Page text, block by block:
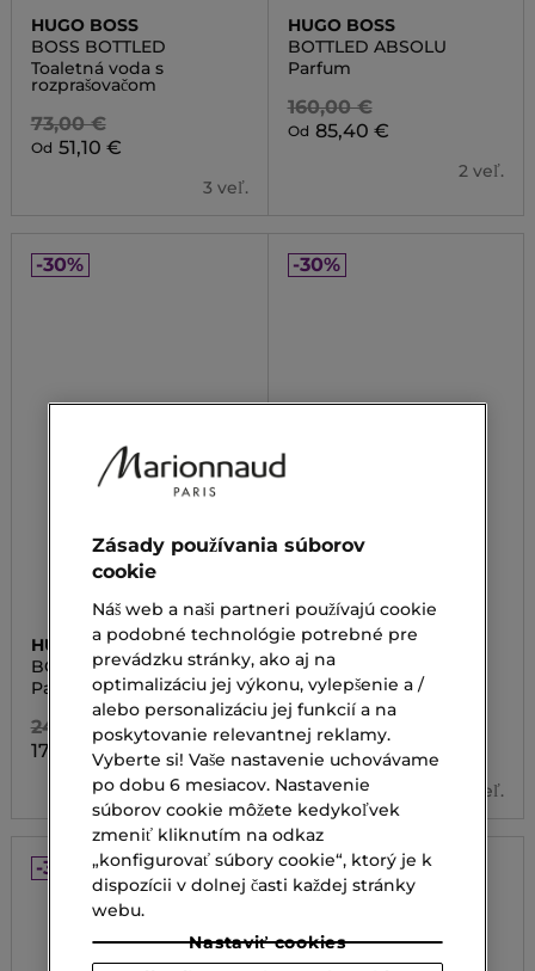
HUGO BOSS
BOSS BOTTLED
Toaletná voda s
rozprašovačom
73,00 €
Od 51,10 €
3 veľ.
HUGO BOSS
BOTTLED ABSOLU
Parfum
160,00 €
Od 85,40 €
2 veľ.
-30%
HUGO BOSS
BOSS THE COLLECTION
EAU DE PARFUM
ELEGANT VETIVER
Parfumovaná voda
244,00 €
170,80 €
-30%
HUGO BOSS
HUGO
Toaletná voda
70,00 €
49,00 €
3 veľ.
-30% -30%
Zásady používania súborov
cookie
Náš web a naši partneri používajú cookie
a podobné technológie potrebné pre
prevádzku stránky, ako aj na
optimalizáciu jej výkonu, vylepšenie a /
alebo personalizáciu jej funkcií a na
poskytovanie relevantnej reklamy.
Vyberte si! Vaše nastavenie uchovávame
po dobu 6 mesiacov. Nastavenie
súborov cookie môžete kedykoľvek
zmeniť kliknutím na odkaz
„konfigurovať súbory cookie“, ktorý je k
dispozícii v dolnej časti každej stránky
webu.
Nastaviť cookies